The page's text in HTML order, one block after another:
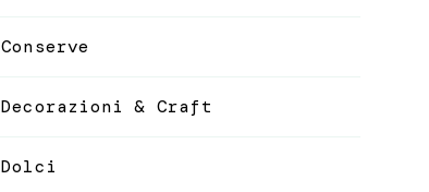
Conserve
Decorazioni & Craft
Dolci